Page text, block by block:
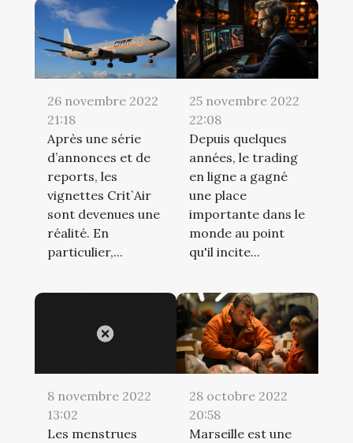
26 novembre 2022
21:18
Après une série
d’annonces et de
reports, les
vignettes Crit`Air
sont devenues une
réalité. En
particulier,...
25 novembre 2022
22:08
Depuis quelques
années, le trading
en ligne a gagné
une place
importante dans le
monde au point
qu'il incite...
8 novembre 2022
13:02
Les menstrues
28 octobre 2022
20:58
Marseille est une